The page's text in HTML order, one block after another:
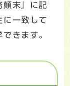
顛末』に記
に一致して
きます。